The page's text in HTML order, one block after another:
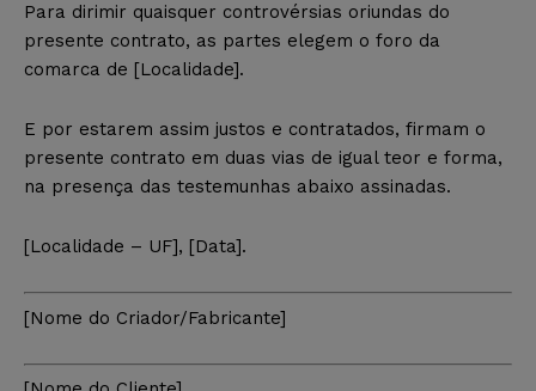
Para dirimir quaisquer controvérsias oriundas do
presente contrato, as partes elegem o foro da
comarca de [Localidade].
E por estarem assim justos e contratados, firmam o
presente contrato em duas vias de igual teor e forma,
na presença das testemunhas abaixo assinadas.
[Localidade – UF], [Data].
[Nome do Criador/Fabricante]